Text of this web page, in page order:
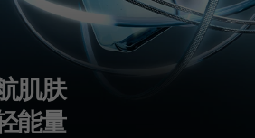
Monster
系列新品上市